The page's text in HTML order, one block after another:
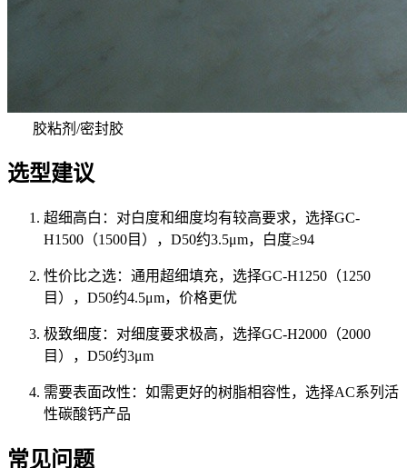
胶粘剂/密封胶
选型建议
超细高白：对白度和细度均有较高要求，选择GC-
H1500（1500目），D50约3.5μm，白度≥94
性价比之选：通用超细填充，选择GC-H1250（1250
目），D50约4.5μm，价格更优
极致细度：对细度要求极高，选择GC-H2000（2000
目），D50约3μm
需要表面改性：如需更好的树脂相容性，选择AC系列活
性碳酸钙产品
常见问题